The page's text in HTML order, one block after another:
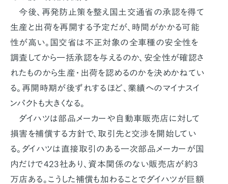
今後、再発防止策を整え国土交通省の承認を得て
生産と出荷を再開する予定だが、時間がかかる可能
性が高い。国交省は不正対象の全車種の安全性を
調査してから一括承認を与えるのか、安全性が確認さ
れたものから生産・出荷を認めるのかを決めかねてい
る。再開時期が後ずれするほど、業績へのマイナスイ
ンパクトも大きくなる。
ダイハツは部品メーカーや自動車販売店に対して
損害を補償する方針で、取引先と交渉を開始してい
る。ダイハツは直接取引のある一次部品メーカーが国
内だけで423社あり、資本関係のない販売店が約3
万店ある。こうした補償も加わることでダイハツが巨額